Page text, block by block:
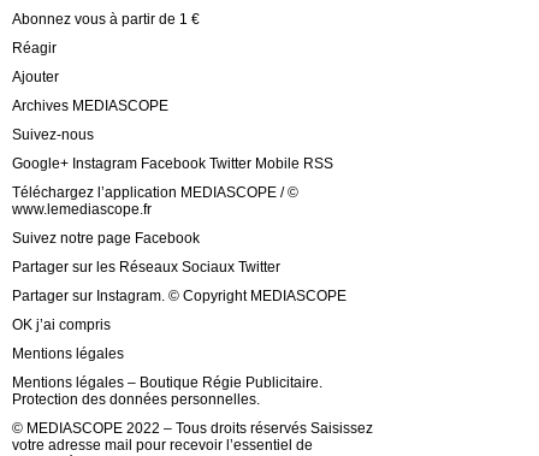
Abonnez vous à partir de 1 €
Réagir
Ajouter
Archives MEDIASCOPE
Suivez-nous
Google+ Instagram Facebook Twitter Mobile RSS
Téléchargez l’application MEDIASCOPE / ©
www.lemediascope.fr
Suivez notre page Facebook
Partager sur les Réseaux Sociaux Twitter
Partager sur Instagram. © Copyright MEDIASCOPE
OK j’ai compris
Mentions légales
Mentions légales – Boutique Régie Publicitaire.
Protection des données personnelles.
© MEDIASCOPE 2022 – Tous droits réservés Saisissez
votre adresse mail pour recevoir l’essentiel de